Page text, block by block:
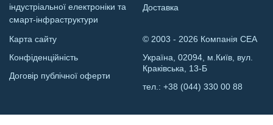
індустріальної електроніки та
смарт-інфраструктури
Доставка
Карта сайту
Конфіденційність
Договір публічної оферти
© 2003 - 2026 Компанія СЕА
Україна, 02094, м.Київ, вул.
Краківська, 13-Б
тел.: +38 (044) 330 00 88